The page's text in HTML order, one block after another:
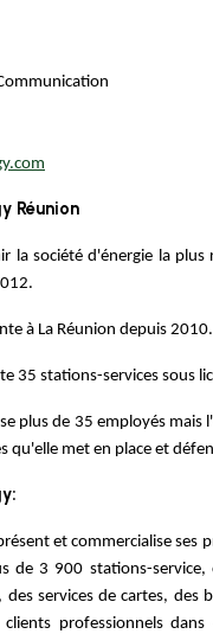
Réunion
la société d'énergie la
à La Réunion depuis 2010.
35 stations-services sous
plus de 35 employés
qu'elle met en place et
et commercialise ses
de 3 900 stations-
services de cartes,
professionnels